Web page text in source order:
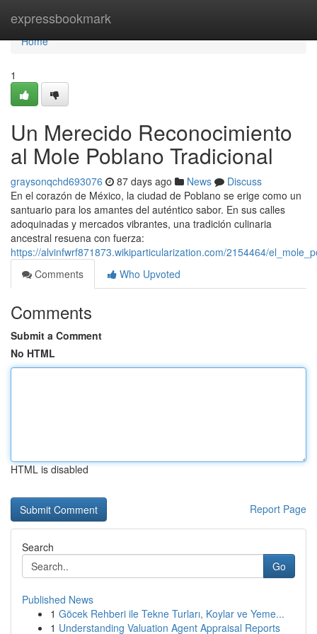
expressbookmark
Home
Home
1
Un Merecido Reconocimiento
al Mole Poblano Tradicional
graysonqchd693076 87 days ago News
Discuss
En el corazón de México, la ciudad de Poblano se erige como un
santuario para los amantes del auténtico sabor. En sus calles
adoquinadas y mercados vibrantes, una tradición culinaria
ancestral resuena con fuerza:
https://alvinfwrf871873.wikiparticularization.com/2154464/
Comments
Who Upvoted
Comments
Submit a Comment
No HTML
HTML is disabled
Report Page
Search
Go
Published News
1 Göcek Rehberi ile Tekne Turları, Koylar ve Yeme...
1 Understanding Valuation Agent Appraisal Reports